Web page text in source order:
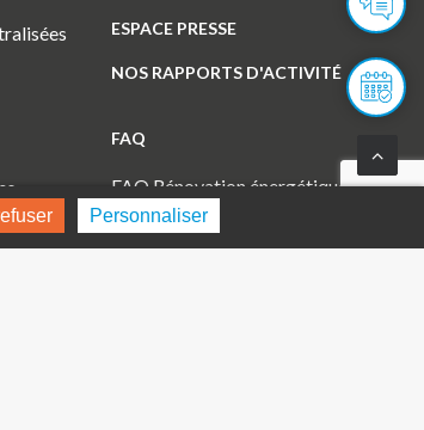
ESPACE PRESSE
NOS RAPPORTS D'ACTIVITÉ
FAQ
FAQ Rénovation énergétique
FAQ Juridiques, financières,
fiscales
Personnaliser